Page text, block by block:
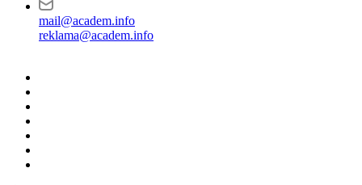
mail@academ.info
reklama@academ.info